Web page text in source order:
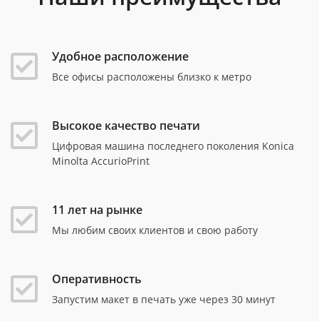
Удобное расположение
Все офисы расположены близко к метро
Высокое качество печати
Цифровая машина последнего поколения Konica
Minolta AccurioPrint
11 лет на рынке
Мы любим своих клиентов и свою работу
Оперативность
Запустим макет в печать уже через 30 минут